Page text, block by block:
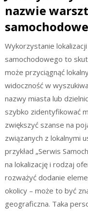
nazwie
Wykorzystanie
samochodowego to
może przyciągnąć
widoczność w
nazwy miasta lub
szybko zidentyfikować
zwiększyć szanse na
związanych z lokalnymi
przykład „Serwis
na lokalizację i rodzaj
rozważyć dodanie
okolicy – może to być
geograficzna. Taka